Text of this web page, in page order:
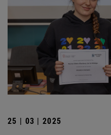
25 | 03 | 2025